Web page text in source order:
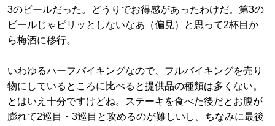
3のビールだった。どうりでお得感があったわけだ。第3の
ビールじゃピリッとしないなあ（偏見）と思って2杯目か
ら梅酒に移行。
いわゆるハーフバイキングなので、フルバイキングを売り
物にしているところに比べると提供品の種類は多くない。
とはいえ十分ですけどね。ステーキを食べた後だとお腹が
膨れて2巡目・3巡目と攻めるのが難しいし。ちなみに最後